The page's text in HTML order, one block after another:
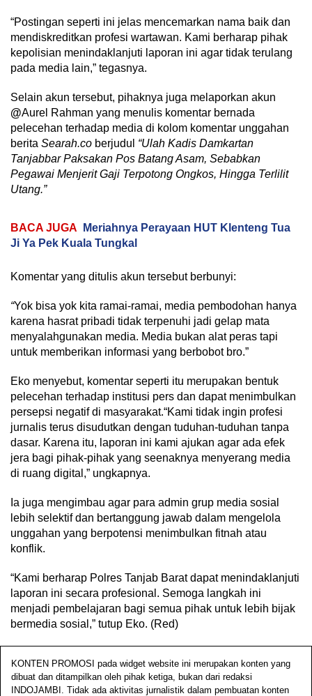
“Postingan seperti ini jelas mencemarkan nama baik dan
mendiskreditkan profesi wartawan. Kami berharap pihak
kepolisian menindaklanjuti laporan ini agar tidak terulang
pada media lain,” tegasnya.
Selain akun tersebut, pihaknya juga melaporkan akun
@Aurel Rahman yang menulis komentar bernada
pelecehan terhadap media di kolom komentar unggahan
berita Searah.co berjudul “Ulah Kadis Damkartan
Tanjabbar Paksakan Pos Batang Asam, Sebabkan
Pegawai Menjerit Gaji Terpotong Ongkos, Hingga Terlilit
Utang.”
BACA JUGA
Meriahnya Perayaan HUT Klenteng Tua
Ji Ya Pek Kuala Tungkal
Komentar yang ditulis akun tersebut berbunyi:
“Yok bisa yok kita ramai-ramai, media pembodohan hanya
karena hasrat pribadi tidak terpenuhi jadi gelap mata
menyalahgunakan media. Media bukan alat peras tapi
untuk memberikan informasi yang berbobot bro.”
Eko menyebut, komentar seperti itu merupakan bentuk
pelecehan terhadap institusi pers dan dapat menimbulkan
persepsi negatif di masyarakat.“Kami tidak ingin profesi
jurnalis terus disudutkan dengan tuduhan-tuduhan tanpa
dasar. Karena itu, laporan ini kami ajukan agar ada efek
jera bagi pihak-pihak yang seenaknya menyerang media
di ruang digital,” ungkapnya.
Ia juga mengimbau agar para admin grup media sosial
lebih selektif dan bertanggung jawab dalam mengelola
unggahan yang berpotensi menimbulkan fitnah atau
konflik.
“Kami berharap Polres Tanjab Barat dapat menindaklanjuti
laporan ini secara profesional. Semoga langkah ini
menjadi pembelajaran bagi semua pihak untuk lebih bijak
bermedia sosial,” tutup Eko. (Red)
KONTEN PROMOSI pada widget website ini merupakan konten yang
dibuat dan ditampilkan oleh pihak ketiga, bukan dari redaksi
INDOJAMBI. Tidak ada aktivitas jurnalistik dalam pembuatan konten